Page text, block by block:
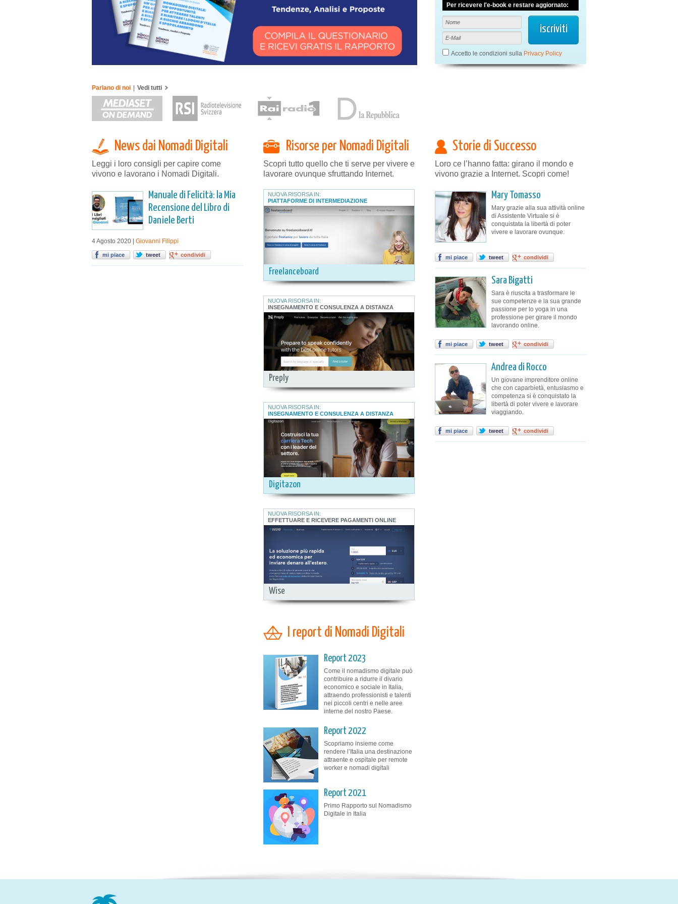
Per ricevere l'e-book e restare aggiornato:
Accetto le condizioni sulla Privacy Policy
Parlano di noi | Vedi tutti
News dai Nomadi Digitali
Leggi i loro consigli per capire come
vivono e lavorano i Nomadi Digitali.
Manuale di Felicità: la Mia
Recensione del Libro di
Daniele Berti
4 Agosto 2020 | Giovanni Filippi
mi piace tweet condividi
Risorse per Nomadi Digitali
Scopri tutto quello che ti serve per vivere e
lavorare ovunque sfruttando Internet.
Freelanceboard
NUOVA RISORSA IN:
PIATTAFORME DI INTERMEDIAZIONE
Preply
NUOVA RISORSA IN:
INSEGNAMENTO E CONSULENZA A DISTANZA
Digitazon
NUOVA RISORSA IN:
INSEGNAMENTO E CONSULENZA A DISTANZA
Wise
NUOVA RISORSA IN:
EFFETTUARE E RICEVERE PAGAMENTI ONLINE
I report di Nomadi Digitali
Report 2023
Come il nomadismo digitale può
contribuire a ridurre il divario
economico e sociale in Italia,
attraendo professionisti e talenti
nei piccoli centri e nelle aree
interne del nostro Paese.
Report 2022
Scopriamo insieme come
rendere l’Italia una destinazione
attraente e ospitale per remote
worker e nomadi digitali
Report 2021
Primo Rapporto sul Nomadismo
Digitale in Italia
Storie di Successo
Loro ce l’hanno fatta: girano il mondo e
vivono grazie a Internet. Scopri come!
Mary Tomasso
Mary grazie alla sua attività online
di Assistente Virtuale si è
conquistata la libertà di poter
vivere e lavorare ovunque.
mi piace tweet condividi
Sara Bigatti
Sara è riuscita a trasformare le
sue competenze e la sua grande
passione per lo yoga in una
professione per girare il mondo
lavorando online.
mi piace tweet condividi
Andrea di Rocco
Un giovane imprenditore online
che con caparbietà, entusiasmo e
competenza si è conquistato la
libertà di poter vivere e lavorare
viaggiando.
mi piace tweet condividi